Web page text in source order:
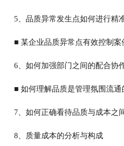
5、品质异常发生点如何进行精
■ 某企业品质异常点有效控制案
6、如何加强部门之间的配合协
■ 如何理解品质是管理氛围流通
7、如何正确看待品质与成本之
8、质量成本的分析与构成